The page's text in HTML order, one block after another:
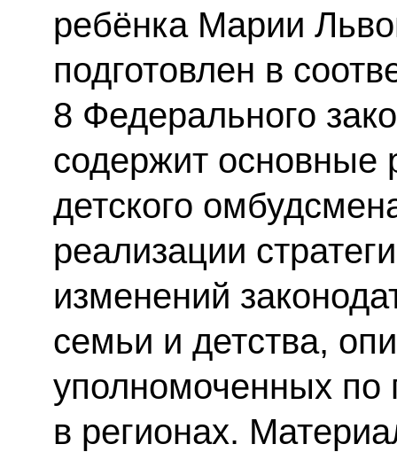
ребёнка Марии
подготовлен в
8 Федерального
содержит основные
детского
реализации
изменений
семьи и детства,
уполномоченных по
в регионах.